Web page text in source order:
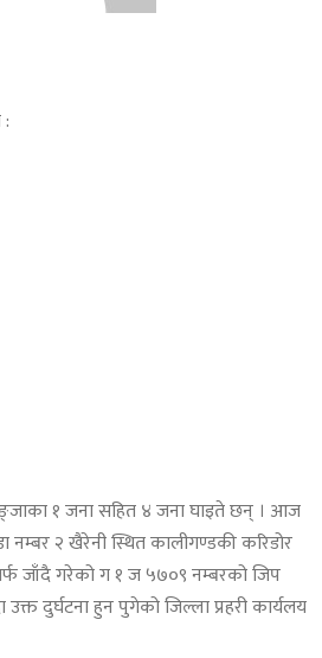
:
१ जना सहित ४ जना घाइते छन् । आज
नम्बर २ खैरेनी स्थित कालीगण्डकी करिडोर
जाँदै गरेको ग १ ज ५७०९ नम्बरको जिप
दुर्घटना हुन पुगेको जिल्ला प्रहरी कार्यलय